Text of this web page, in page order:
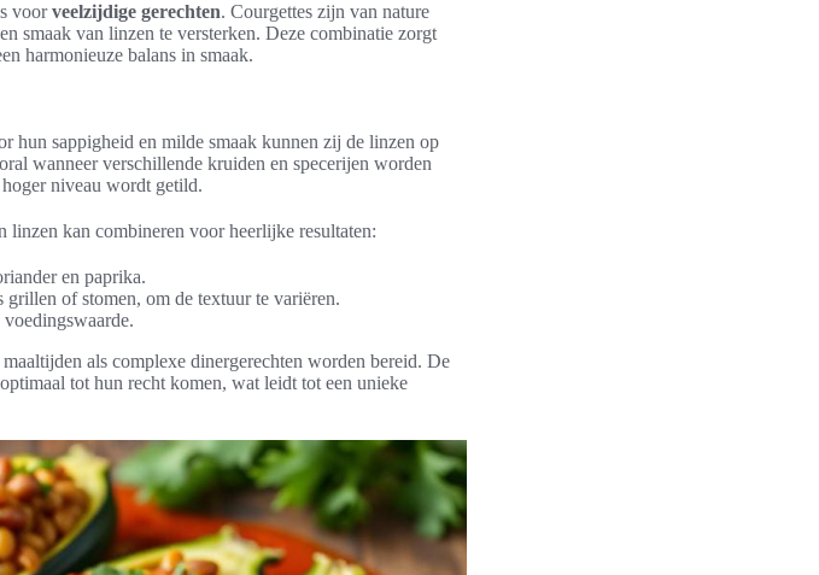
voorveelzijdige gerechten. Courgettes zijn van nature
smaak van linzen te versterken. Deze combinatie zorgt
harmonieuze balans in smaak.
hun sappigheid en milde smaak kunnen zij de linzen op
wanneer verschillende kruiden en specerijen worden
niveau wordt getild.
linzen kan combineren voor heerlijke resultaten:
en paprika.
of stomen, om de textuur te variëren.
als complexe dinergerechten worden bereid. De
tot hun recht komen, wat leidt tot een unieke